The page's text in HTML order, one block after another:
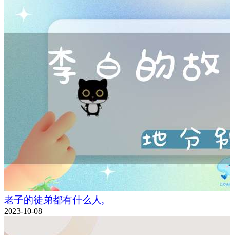
老子的徒弟都有什么人,
2023-10-08